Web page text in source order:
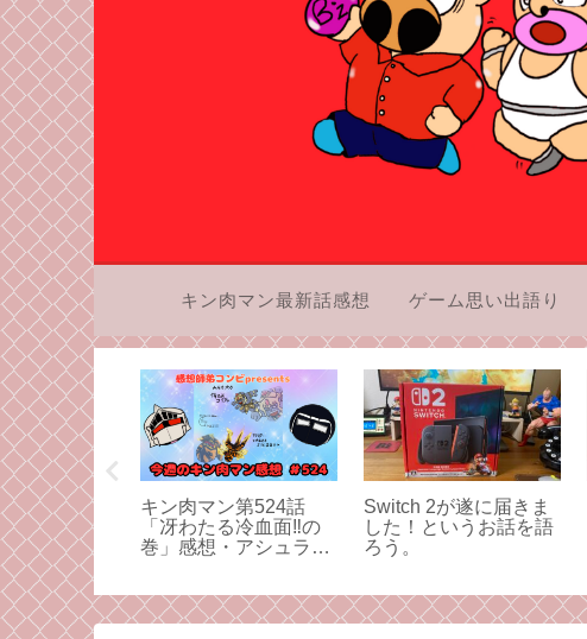
キン肉マン最新話感想 ゲーム思い出語り
の愛憎入
い出。こん
他になかっ
キン肉マン第524話
「冴わたる冷血面‼︎の
巻」感想・アシュラマ
師弟コンビが語る！
Switch 2が遂に届きま
した！というお話を語
ろう。